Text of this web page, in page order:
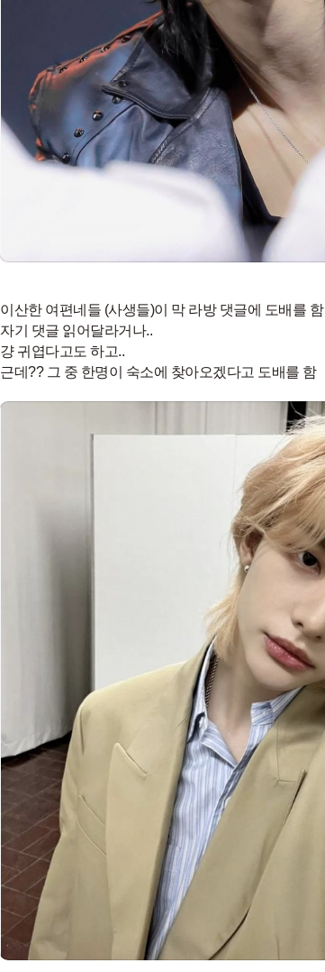
이산한 여편네들 (사생들)이 막 라방 댓글에 도배를 함
자기 댓글 읽어달라거나..
걍 귀엽다고도 하고..
근데?? 그 중 한명이 숙소에 찾아오겠다고 도배를 함